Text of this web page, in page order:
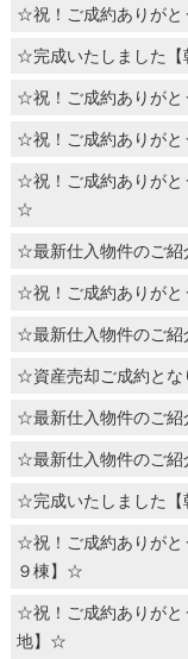
☆祝！ご成約ありが
☆完成いたしました
☆祝！ご成約ありが
☆祝！ご成約ありが
☆祝！ご成約ありがと
☆
☆最新仕入物件のご
☆祝！ご成約ありがと
☆最新仕入物件のご
☆資産売却ご成約と
☆最新仕入物件のご
☆最新仕入物件のご
☆完成いたしました
☆祝！ご成約ありが
９棟】☆
☆祝！ご成約ありが
地】☆